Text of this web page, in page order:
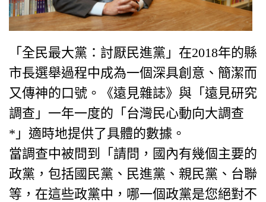
「全民最大黨：討厭民進黨」在2018年的縣
市長選舉過程中成為一個深具創意、簡潔而
又傳神的口號。《遠見雜誌》與「遠見研究
調查」一年一度的「台灣民心動向大調查
*」適時地提供了具體的數據。
當調查中被問到「請問，國內有幾個主要的
政黨，包括國民黨、民進黨、親民黨、台聯
等，在這些政黨中，哪一個政黨是您絕對不